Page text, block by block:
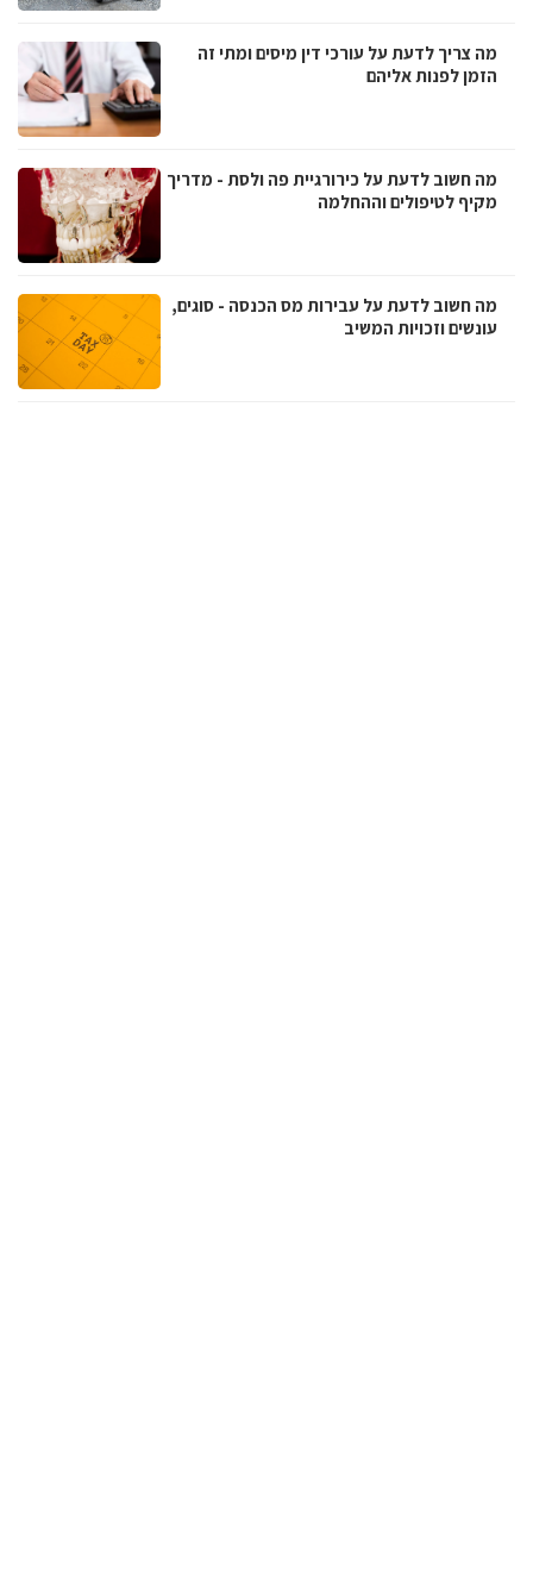
מה צריך לדעת על עורכי דין מיסים ומתי זה
הזמן לפנות אליהם
מה חשוב לדעת על כירורגיית פה ולסת - מדריך
מקיף לטיפולים וההחלמה
מה חשוב לדעת על עבירות מס הכנסה - סוגים,
עונשים וזכויות המשיב